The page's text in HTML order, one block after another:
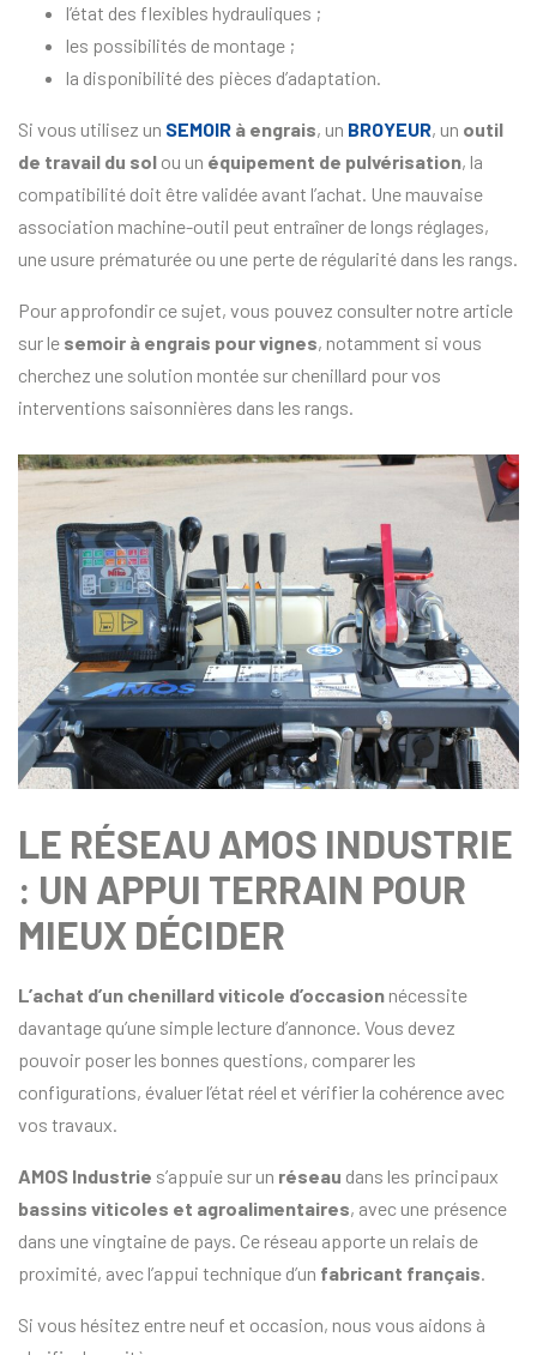
l’état des flexibles hydrauliques ;
les possibilités de montage ;
la disponibilité des pièces d’adaptation.
Si vous utilisez un SEMOIR à engrais, un BROYEUR, un outil
de travail du sol ou un équipement de pulvérisation, la
compatibilité doit être validée avant l’achat. Une mauvaise
association machine-outil peut entraîner de longs réglages,
une usure prématurée ou une perte de régularité dans les rangs.
Pour approfondir ce sujet, vous pouvez consulter notre article
sur le semoir à engrais pour vignes, notamment si vous
cherchez une solution montée sur chenillard pour vos
interventions saisonnières dans les rangs.
LE RÉSEAU AMOS INDUSTRIE
: UN APPUI TERRAIN POUR
MIEUX DÉCIDER
L’achat d’un chenillard viticole d’occasion nécessite
davantage qu’une simple lecture d’annonce. Vous devez
pouvoir poser les bonnes questions, comparer les
configurations, évaluer l’état réel et vérifier la cohérence avec
vos travaux.
AMOS Industrie s’appuie sur un réseau dans les principaux
bassins viticoles et agroalimentaires, avec une présence
dans une vingtaine de pays. Ce réseau apporte un relais de
proximité, avec l’appui technique d’un fabricant français.
Si vous hésitez entre neuf et occasion, nous vous aidons à